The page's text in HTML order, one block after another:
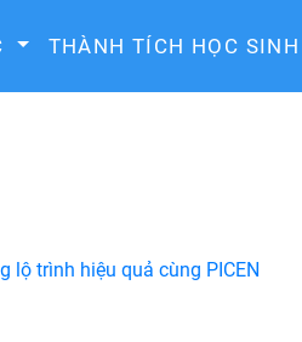
THÀNH TÍCH HỌC SINH
lộ trình hiệu quả cùng PICEN